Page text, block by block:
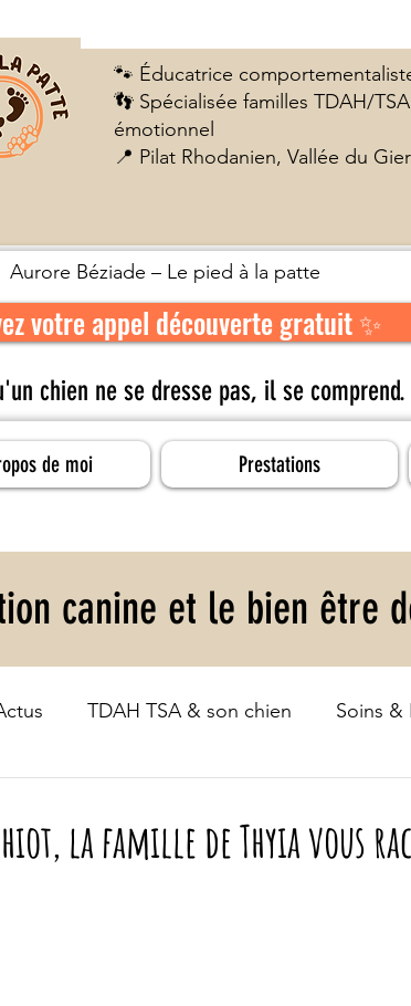
🐾 Éducatrice
👣 Spécialisée familles TDAH/
émotionnel
📍 Pilat Rhodanien, Vallée du
Aurore Béziade – Le pied à la patte
votre appel découverte gratuit ✨
chien ne se dresse pas, il se comprend.​
de moi Prestations
canine et le bien être
TDAH TSA & son chien Soins &
la famille de Thyia vous